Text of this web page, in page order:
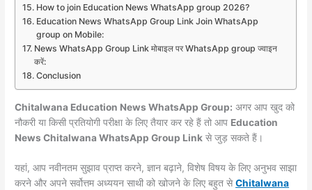
How to join Education News WhatsApp group 2026?
Education News WhatsApp Group Link Join WhatsApp
group on Mobile:
News WhatsApp Group Link मोबाइल पर WhatsApp group ज्वाइन
करें:
Conclusion
Chitalwana Education News WhatsApp Group: अगर आप खुद को
नौकरी या किसी प्रतियोगी परीक्षा के लिए तैयार कर रहे हैं तो आप Education
News Chitalwana WhatsApp Group Link से जुड़ सकते हैं।
यहां, आप नवीनतम सुझाव प्राप्त करने, ज्ञान बढ़ाने, विशेष विषय के लिए अनुभव साझा
करने और अपने सर्वोत्तम अध्ययन साथी को खोजने के लिए बहुत सेChitalwana